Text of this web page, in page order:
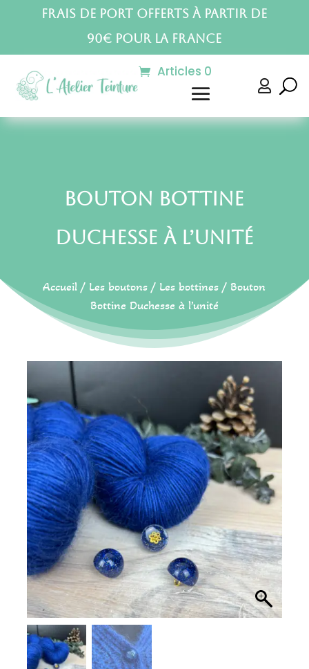
Frais de port offerts à partir de
90€ pour la France
Articles 0

Bouton Bottine
Duchesse à l’unité
Accueil / Les boutons / Les bottines / Bouton
Bottine Duchesse à l’unité